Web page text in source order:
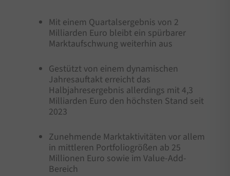
Mit einem Quartalsergebnis von 2
Milliarden Euro bleibt ein spürbarer
Marktaufschwung weiterhin aus
Gestützt von einem dynamischen
Jahresauftakt erreicht das
Halbjahresergebnis allerdings mit 4,3
Milliarden Euro den höchsten Stand seit
2023
Zunehmende Marktaktivitäten vor allem
in mittleren Portfoliogrößen ab 25
Millionen Euro sowie im Value-Add-
Bereich